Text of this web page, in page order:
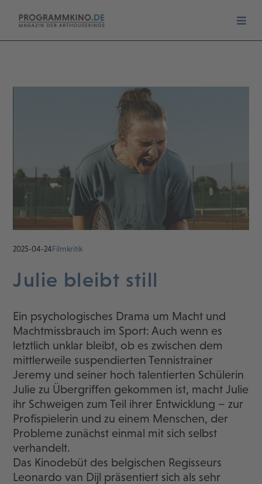
2025-04-24Filmkritik
Julie bleibt still
Ein psychologisches Drama um Macht und
Machtmissbrauch im Sport: Auch wenn es
letztlich unklar bleibt, ob es zwischen dem
mittlerweile suspendierten Tennistrainer
Jeremy und seiner hoch talentierten Schülerin
Julie zu Übergriffen gekommen ist, macht Julie
ihr Schweigen zum Teil ihrer Entwicklung – zur
Profispielerin und zu einem Menschen, der
Probleme zunächst einmal mit sich selbst
verhandelt.
Das Kinodebüt des belgischen Regisseurs
Leonardo van Dijl präsentiert sich als sehr